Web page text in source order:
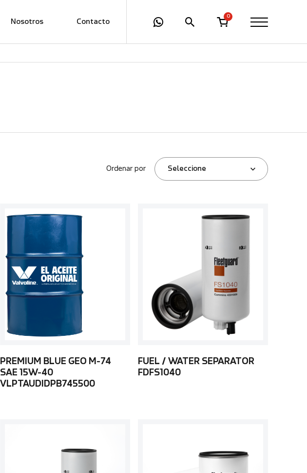
Nosotros Contacto
0
Ordenar por Seleccione
PREMIUM BLUE GEO M-74
SAE 15W-40
VLPTAUDIDPB745500
FUEL / WATER SEPARATOR
FDFS1040